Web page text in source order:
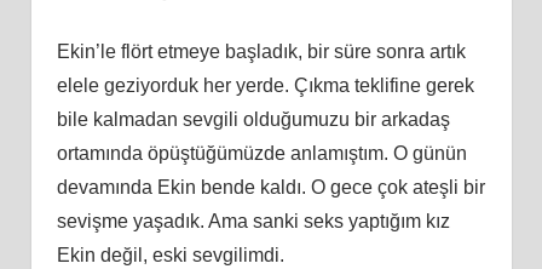
Ekin’le flört etmeye başladık, bir süre sonra artık
elele geziyorduk her yerde. Çıkma teklifine gerek
bile kalmadan sevgili olduğumuzu bir arkadaş
ortamında öpüştüğümüzde anlamıştım. O günün
devamında Ekin bende kaldı. O gece çok ateşli bir
sevişme yaşadık. Ama sanki seks yaptığım kız
Ekin değil, eski sevgilimdi.